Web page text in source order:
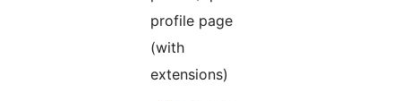
profile page
(with
extensions)